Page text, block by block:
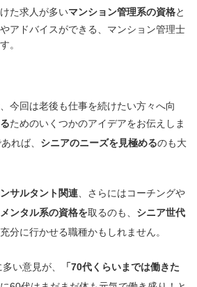
た求人が多いマンション管理系の資格と
アドバイスができる、マンション管理士
。
今回は老後も仕事を続けたい方々へ向
ためのいくつかのアイデアをお伝えしま
れば、 シニアのニーズを見極めるのも大
サルタント関連、さらにはコーチングや
メンタル系の資格を取るのも、 シニア世代
分に行かせる職種かもしれません。
い意見が、
「70代くらいまでは働きた